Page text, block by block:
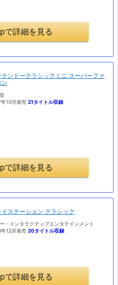
で詳細を見る
テンドークラシックミニ スーパーファ
ン
年10月発売 21タイトル収録
で詳細を見る
イステーション クラシック
・インタラクティブエンタテインメント
年12月発売 20タイトル収録
で詳細を見る